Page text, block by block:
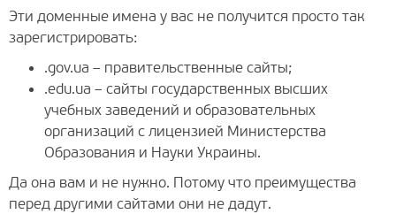
Эти доменные имена у вас не получится просто так
зарегистрировать:
.gov.ua – правительственные сайты;
.edu.ua – сайты государственных высших
учебных заведений и образовательных
организаций с лицензией Министерства
Образования и Науки Украины.
Да она вам и не нужно. Потому что преимущества
перед другими сайтами они не дадут.